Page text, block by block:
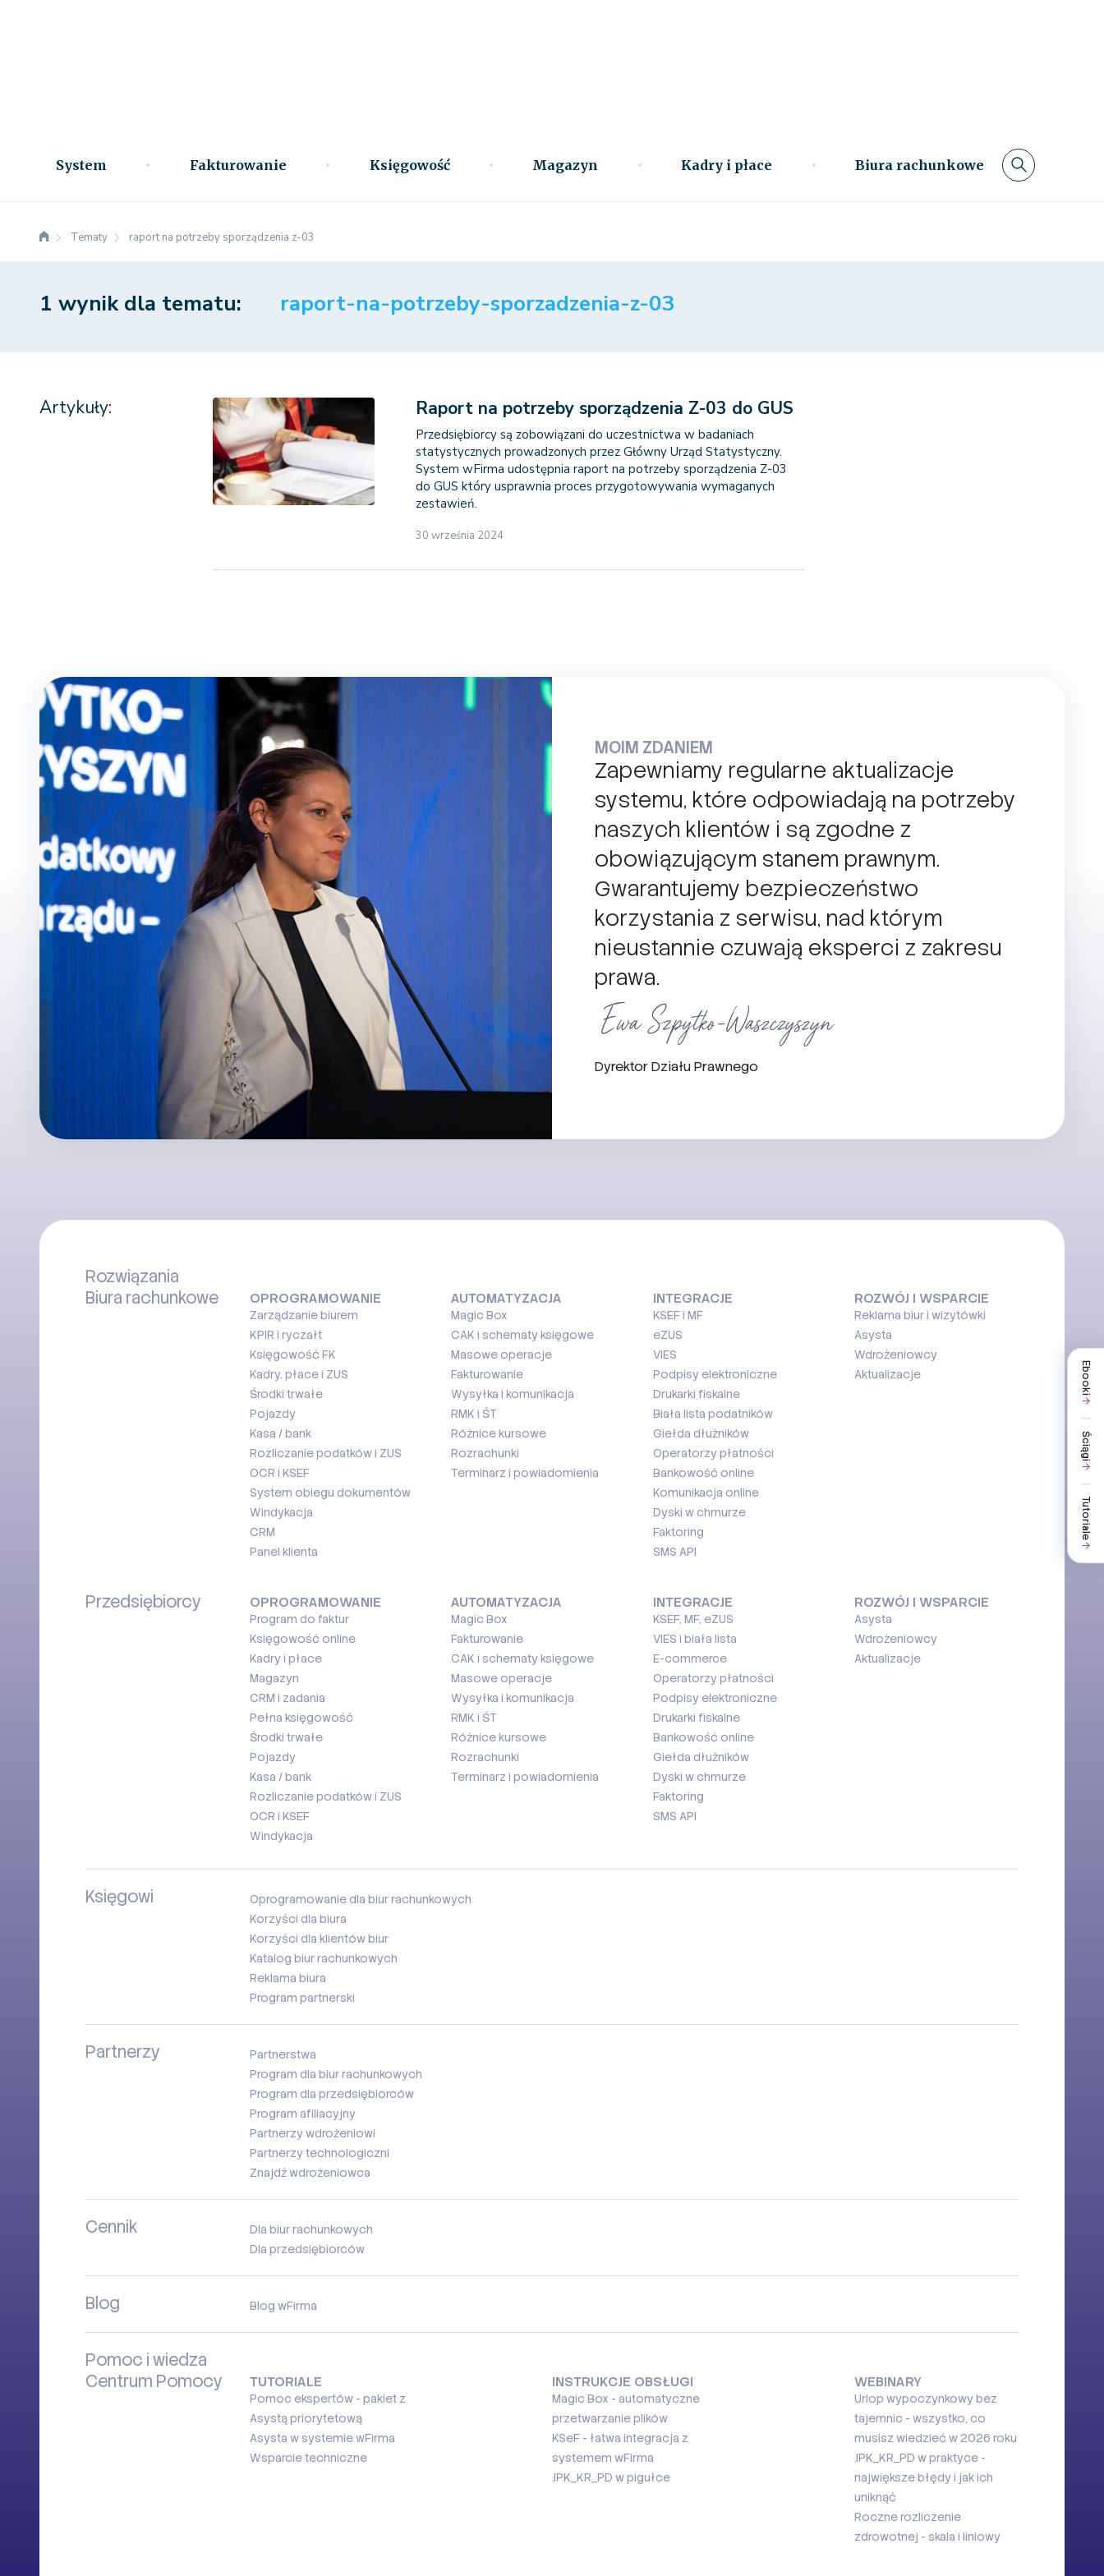
Ebooki
Ściągi
Tutoriale
System Fakturowanie Księgowość Magazyn Kadry i płace Biura rachunkowe
Tematy raport na potrzeby sporządzenia z-03
1 wynik dla tematu: raport-na-potrzeby-sporzadzenia-z-03
Artykuły: Raport na potrzeby sporządzenia Z-03 do GUS
Przedsiębiorcy są zobowiązani do uczestnictwa w badaniach
statystycznych prowadzonych przez Główny Urząd Statystyczny.
System wFirma udostępnia raport na potrzeby sporządzenia Z-03
do GUS który usprawnia proces przygotowywania wymaganych
zestawień.
30 września 2024
MOIM ZDANIEM
Zapewniamy regularne aktualizacje
systemu, które odpowiadają na potrzeby
naszych klientów i są zgodne z
obowiązującym stanem prawnym.
Gwarantujemy bezpieczeństwo
korzystania z serwisu, nad którym
nieustannie czuwają eksperci z zakresu
prawa.
Dyrektor Działu Prawnego
Rozwiązania
Biura rachunkowe
OPROGRAMOWANIE
Zarządzanie biurem
KPIR i ryczałt
Księgowość FK
Kadry, płace i ZUS
Środki trwałe
Pojazdy
Kasa / bank
Rozliczanie podatków i ZUS
OCR i KSEF
System obiegu dokumentów
Windykacja
CRM
Panel klienta
AUTOMATYZACJA
Magic Box
CAK i schematy księgowe
Masowe operacje
Fakturowanie
Wysyłka i komunikacja
RMK i ŚT
Różnice kursowe
Rozrachunki
Terminarz i powiadomienia
INTEGRACJE
KSEF i MF
eZUS
VIES
Podpisy elektroniczne
Drukarki fiskalne
Biała lista podatników
Giełda dłużników
Operatorzy płatności
Bankowość online
Komunikacja online
Dyski w chmurze
Faktoring
SMS API
ROZWÓJ I WSPARCIE
Reklama biur i wizytówki
Asysta
Wdrożeniowcy
Aktualizacje
Przedsiębiorcy OPROGRAMOWANIE
Program do faktur
Księgowość online
Kadry i płace
Magazyn
CRM i zadania
Pełna księgowość
Środki trwałe
Pojazdy
Kasa / bank
Rozliczanie podatków i ZUS
OCR i KSEF
Windykacja
AUTOMATYZACJA
Magic Box
Fakturowanie
CAK i schematy księgowe
Masowe operacje
Wysyłka i komunikacja
RMK i ŚT
Różnice kursowe
Rozrachunki
Terminarz i powiadomienia
INTEGRACJE
KSEF, MF, eZUS
VIES i biała lista
E-commerce
Operatorzy płatności
Podpisy elektroniczne
Drukarki fiskalne
Bankowość online
Giełda dłużników
Dyski w chmurze
Faktoring
SMS API
ROZWÓJ I WSPARCIE
Asysta
Wdrożeniowcy
Aktualizacje
Księgowi
Oprogramowanie dla biur rachunkowych
Korzyści dla biura
Korzyści dla klientów biur
Katalog biur rachunkowych
Reklama biura
Program partnerski
Partnerzy
Partnerstwa
Program dla biur rachunkowych
Program dla przedsiębiorców
Program afiliacyjny
Partnerzy wdrożeniowi
Partnerzy technologiczni
Znajdź wdrożeniowca
Cennik
Dla biur rachunkowych
Dla przedsiębiorców
Blog Blog wFirma
Pomoc i wiedza
Centrum Pomocy
TUTORIALE
Pomoc ekspertów - pakiet z
Asystą priorytetową
Asysta w systemie wFirma
Wsparcie techniczne
INSTRUKCJE OBSŁUGI
Magic Box - automatyczne
przetwarzanie plików
KSeF - łatwa integracja z
systemem wFirma
JPK_KR_PD w pigułce
WEBINARY
Urlop wypoczynkowy bez
tajemnic - wszystko, co
musisz wiedzieć w 2026 roku
JPK_KR_PD w praktyce -
największe błędy i jak ich
uniknąć
Roczne rozliczenie
zdrowotnej - skala i liniowy